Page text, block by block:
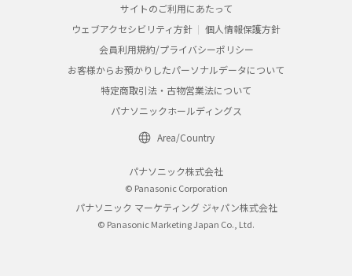
サイトのご利用にあたって
ウェブアクセシビリティ方針
個人情報保護方針
会員利用規約/プライバシーポリシー
お客様からお預かりしたパーソナルデータについて
特定商取引法・古物営業法について
パナソニックホールディングス
Area/Country
パナソニック株式会社
© Panasonic Corporation
パナソニック マーケティング ジャパン株式会社
© Panasonic Marketing Japan Co., Ltd.